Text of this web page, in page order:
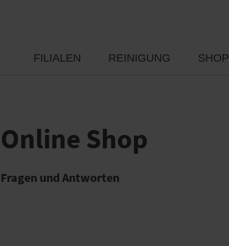
FILIALEN REINIGUNG SHOP
Online Shop
Fragen und Antworten